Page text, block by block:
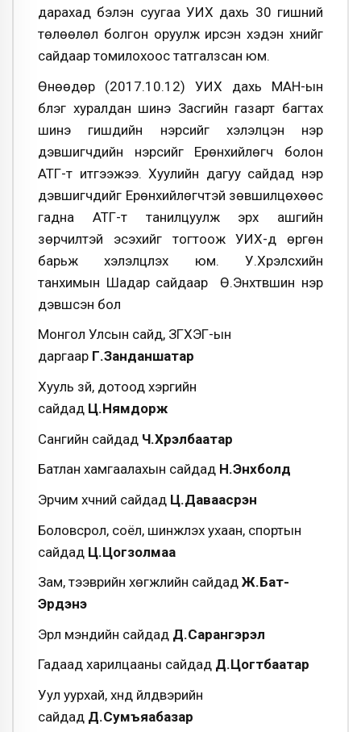
дарахад бэлэн суугаа УИХ дахь 30 гишүүний
төлөөлөл болгон оруулж ирсэн хэдэн хүнийг
сайдаар томилохоос татгалзсан юм.
Өнөөдөр (2017.10.12) УИХ дахь МАН-ын
бүлэг хуралдан шинэ Засгийн газарт багтах
шинэ гишүүдийн нэрсийг хэлэлцэн нэр
дэвшигчдийн нэрсийг Ерөнхийлөгч болон
АТГ-т итгээжээ. Хуулийн дагуу сайдад нэр
дэвшигчдийг Ерөнхийлөгчтэй зөвшилцөхөөс
гадна АТГ-т танилцуулж эрх ашгийн
зөрчилтэй эсэхийг тогтоож УИХ-д өргөн
барьж хэлэлцүүлэх юм. У.Хүрэлсүхийн
танхимын Шадар сайдаар Ө.Энхтүвшин нэр
дэвшсэн бол
Монгол Улсын сайд, ЗГХЭГ-ын
даргаар Г.Занданшатар
Хууль зүй, дотоод хэргийн
сайдад Ц.Нямдорж
Сангийн сайдад Ч.Хүрэлбаатар
Батлан хамгаалахын сайдад Н.Энхболд
Эрчим хүчний сайдад Ц.Даваасүрэн
Боловсрол, соёл, шинжлэх ухаан, спортын
сайдад Ц.Цогзолмаа
Зам, тээврийн хөгжлийн сайдад Ж.Бат-
Эрдэнэ
Эрүүл мэндийн сайдад Д.Сарангэрэл
Гадаад харилцааны сайдад Д.Цогтбаатар
Уул уурхай, хүнд үйлдвэрийн
сайдад Д.Сумъяабазар